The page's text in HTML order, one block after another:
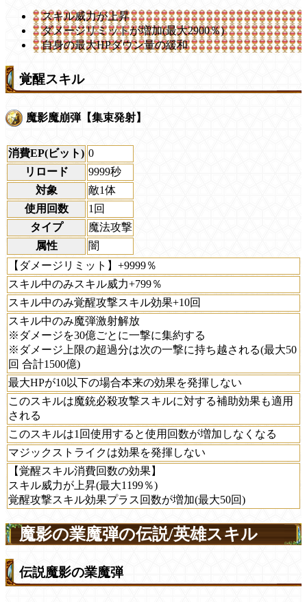
スキル威力が上昇
ダメージリミットが増加(最大2900％)
自身の最大HPダウン量の緩和
覚醒スキル
魔影魔崩弾【集束発射】
消費EP(ビット) 0
リロード
9999秒
対象
敵1体
使用回数
1回
タイプ
魔法攻撃
属性
闇
【ダメージリミット】+9999％
スキル中のみスキル威力+799％
スキル中のみ覚醒攻撃スキル効果+10回
スキル中のみ魔弾激射解放
※ダメージを30億ごとに一撃に集約する
※ダメージ上限の超過分は次の一撃に持ち越される(最大50
回 合計1500億)
最大HPが10以下の場合本来の効果を発揮しない
このスキルは魔銃必殺攻撃スキルに対する補助効果も適用
される
このスキルは1回使用すると使用回数が増加しなくなる
マジックストライクは効果を発揮しない
【覚醒スキル消費回数の効果】
スキル威力が上昇(最大1199％)
覚醒攻撃スキル効果プラス回数が増加(最大50回)
魔影の業魔弾の伝説/英雄スキル
伝説魔影の業魔弾